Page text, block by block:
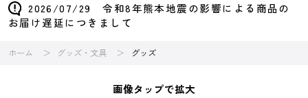
2026/07/29 令和8年熊本地震の影響による商品の
お届け遅延につきまして
ホーム グッズ・文具 グッズ
画像タップで拡大